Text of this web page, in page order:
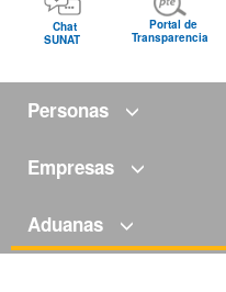
Chat
SUNAT
Portal de
Transparencia
Personas
Empresas
Aduanas